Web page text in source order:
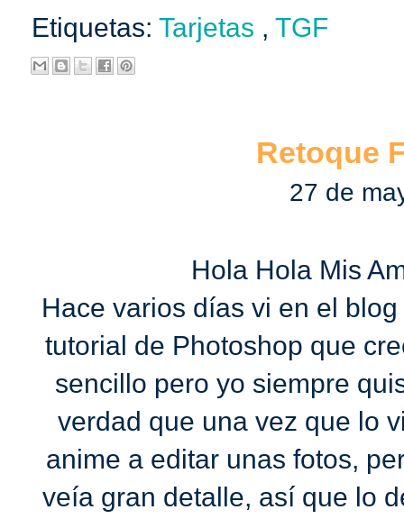
Etiquetas: Tarjetas , TGF
Retoque
27 de
Hola Hola Mis
Hace varios días vi en el blog
tutorial de Photoshop que
sencillo pero yo siempre
verdad que una vez que lo
anime a editar unas fotos,
veía gran detalle, así que lo